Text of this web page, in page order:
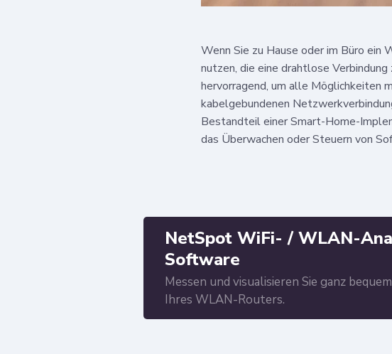
Wenn Sie zu Hause oder im Büro
nutzen, die eine drahtlose
hervorragend, um alle Möglichkeiten
kabelgebundenen
Bestandteil einer Smart-Home-
das Überwachen oder Steuern von
NetSpot WiFi- / WLAN-
Software
Messen und visualisieren Sie ganz
Ihres WLAN-Routers.